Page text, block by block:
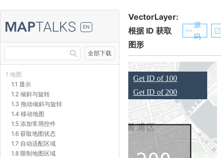
EN
全部下载
1 地图
1.1 显示
1.2 倾斜与旋转
1.3 拖动倾斜与旋转
1.4 移动地图
1.5 添加常用控件
1.6 获取地图状态
1.7 自动适配区域
1.8 限制地图区域
VectorLayer:
根据 ID 获取
图形
源
码